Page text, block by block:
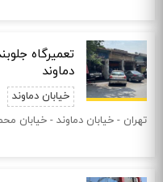
تعمیرگاه
دماوند
خیابان دماوند
تهران - خیابان دماوند - خیابان